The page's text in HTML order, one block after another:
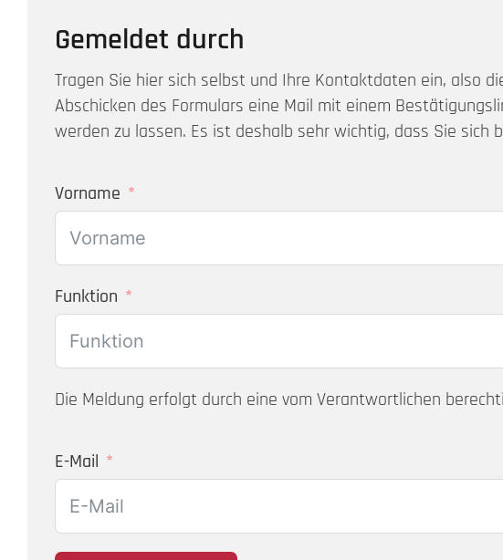
Gemeldet durch
Tragen Sie hier sich selbst und Ihre Kontaktdaten ein, also
Abschicken des Formulars eine Mail mit einem
werden zu lassen. Es ist deshalb sehr wichtig, dass Sie sich
Vorname
Funktion
Die Meldung erfolgt durch eine vom Verantwortlichen
E-Mail